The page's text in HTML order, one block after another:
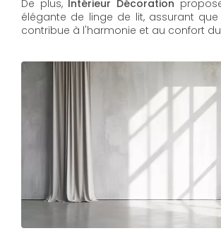
De plus, Intérieur Décoration
élégante de linge de lit, assurant
contribue à l'harmonie et au confort du